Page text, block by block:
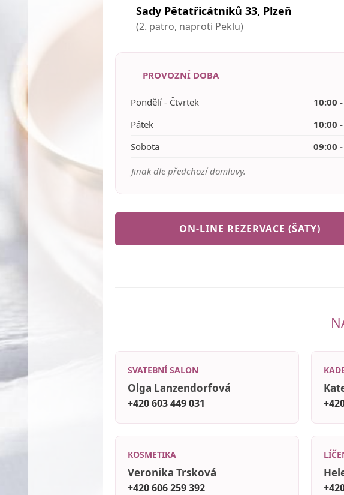
Sady Pětatřicátníků 33, Plzeň
(2. patro, naproti Peklu)
PROVOZNÍ DOBA
Pondělí - Čtvrtek
10:00
Pátek
10:00
Sobota
09:00
Jinak dle předchozí domluvy.
ON-LINE REZERVACE (ŠATY)
SVATEBNÍ SALON
Olga Lanzendorfová
+420 603 449 031
KOSMETIKA
Veronika Trsková
+420 606 259 392